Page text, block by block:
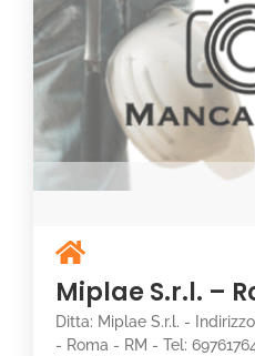
Miplae S.r.l. –
Ditta: Miplae S.r.l. -
- Roma - RM - Tel: